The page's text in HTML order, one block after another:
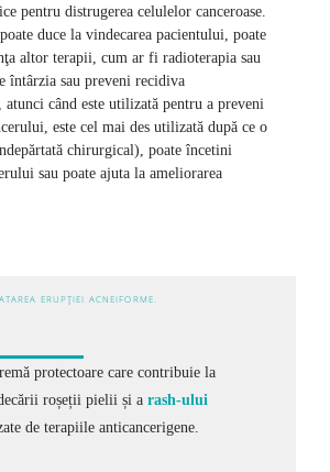
pentru distrugerea celulelor canceroase.
duce la vindecarea pacientului, poate
altor terapii, cum ar fi radioterapia sau
întârzia sau preveni recidiva
când este utilizată pentru a preveni
este cel mai des utilizată după ce o
chirurgical), poate încetini
sau poate ajuta la ameliorarea
ERUPȚIEI ACNEIFORME.
protectoare care contribuie la
roșeții pielii și a rash-ului
de terapiile anticancerigene.